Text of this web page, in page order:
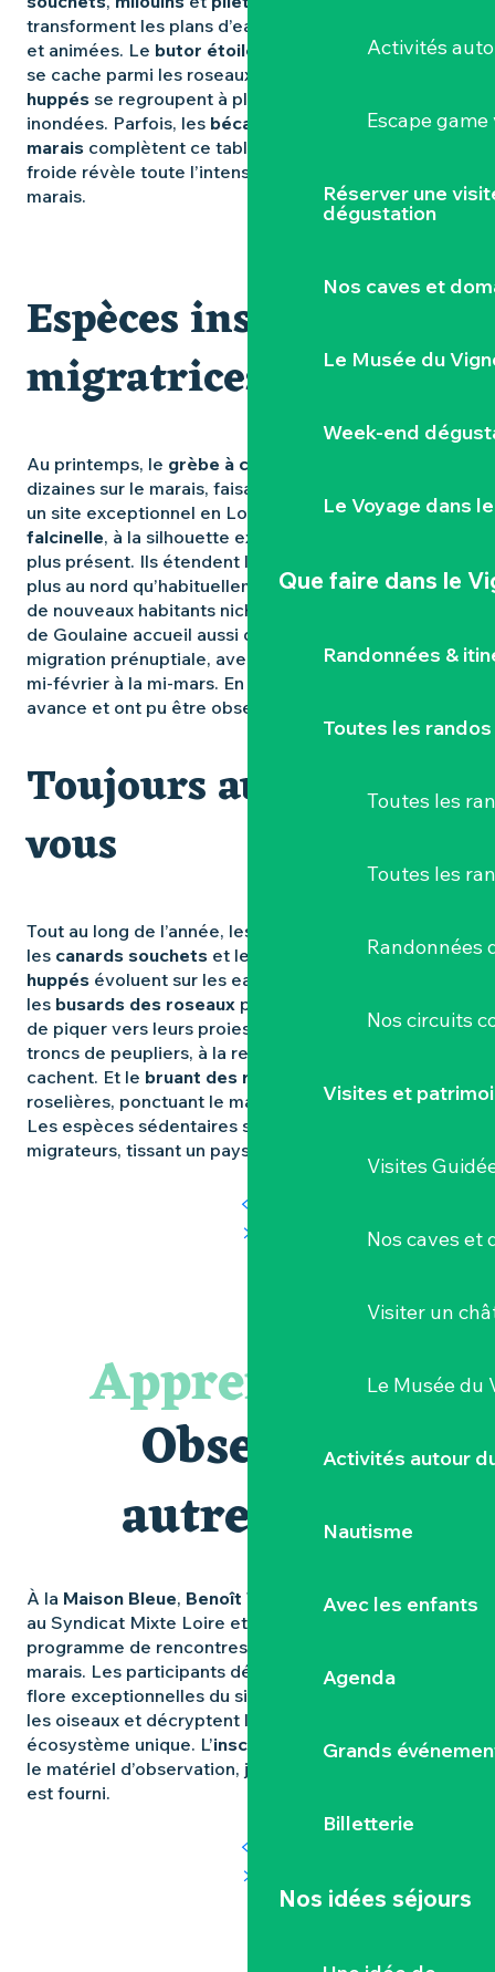
Activités
Escape
Réserver une
dégustation
Nos caves et
Le Musée du
Week-end
Le Voyage dans
Que faire dans le
Randonnées &
Toutes les randos
Toutes les
Toutes les
Randonnées
Nos circuits
Visites et
Visites
Nos caves et
Visiter un
Le Musée du
Activités autour
Nautisme
Avec les enfants
Agenda
Grands
Billetterie
Nos idées séjours
transforment les plans d’eau en scènes mouvantes
et animées. Le butor étoilé
, discret et mystérieux,
se cache parmi les roseaux. Les
huppés se regroupent à plusieurs sur les prairies
inondées. Parfois, les bécassines des
marais complètent ce tableau hivernal. La saison
froide révèle toute l’intensité et la richesse du
marais.
Espèces insolites et
migratrices
Au printemps, le grèbe à cou noir
dizaines sur le marais, faisant du marais de Goulaine
un site exceptionnel en Loire-Atlantique. L’ibis
falcinelle, à la silhouette exotique, y est de plus en
plus présent. Ils étendent leur aire de répartition
plus au nord qu’habituellement et deviennent ainsi
de nouveaux habitants nicheurs du marais. Le marais
de Goulaine accueil aussi des
migration prénuptiale, avec un pic de passage de la
mi-février à la mi-mars. En 2025, elles étaient en
avance et ont pu être observées dès la mi-janvier !
Toujours au rendez-
vous
Tout au long de l’année, les
les canards souchets et les
huppés évoluent sur les eaux. Tandis que
les busards des roseaux planent dans le ciel avant
de piquer vers leurs proies. Le
perce les
troncs de peupliers, à la recherche d’insectes qui s’y
cachent. Et le bruant des roseaux
roselières, ponctuant le marais de ses chants aigus.
Les espèces sédentaires se croisent avec les
migrateurs, tissant un paysage vivant et changeant.
Apprendre à
Observer
autrement
À la Maison Bleue, Benoît Teillet
, animateur nature
au Syndicat Mixte Loire et Goulaine, propose un
programme de rencontres et de sorties autour du
marais. Les participants découvrent la faune et la
flore exceptionnelles du site, apprennent à observer
les oiseaux et décryptent les secrets de cet
écosystème unique. L’inscription est obligatoireet
le matériel d’observation, jumelles et longues-vues,
est fourni.